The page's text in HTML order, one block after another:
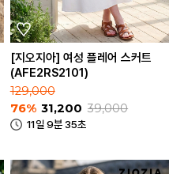
[지오지아] 여성 플레어 스커트
(AFE2RS2101)
129,000
76% 31,200 39,000
11일 9분 35초